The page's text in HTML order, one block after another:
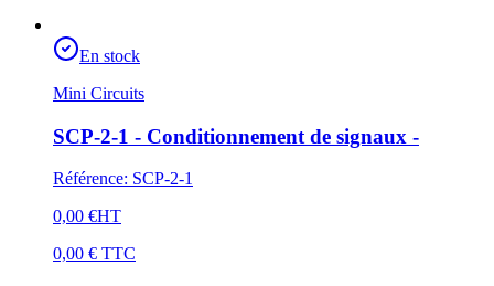
En stock
Mini Circuits
SCP-2-1 - Conditionnement de signaux -
Référence: SCP-2-1
0,00 €HT
0,00 € TTC